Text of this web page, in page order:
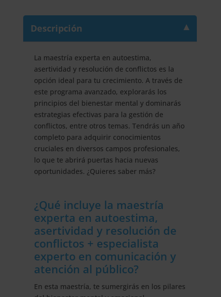
Diploma
Acreditado
por
de
la
Haya
cantidad
Descripción
La maestría experta en autoestima,
asertividad y resolución de conflictos es la
opción ideal para tu crecimiento. A través de
este programa avanzado, explorarás los
principios del bienestar mental y dominarás
estrategias efectivas para la gestión de
conflictos, entre otros temas. Tendrás un año
completo para adquirir conocimientos
cruciales en diversos campos profesionales,
lo que te abrirá puertas hacia nuevas
oportunidades. ¿Quieres saber más?
¿Qué incluye la maestría
experta en autoestima,
asertividad y resolución de
conflictos + especialista
experto en comunicación y
atención al público?
En esta maestría, te sumergirás en los pilares